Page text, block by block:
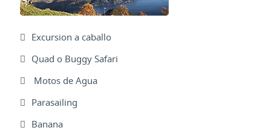
Excursion a caballo
Quad o Buggy Safari
Motos de Agua
Parasailing
Banana